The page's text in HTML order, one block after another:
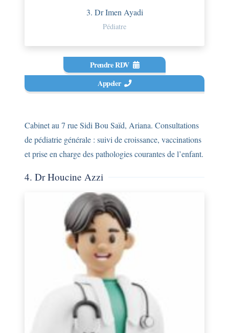
3. Dr Imen Ayadi
Pédiatre
Prendre RDV
Appeler
Cabinet au 7 rue Sidi Bou Saïd, Ariana. Consultations
de pédiatrie générale : suivi de croissance, vaccinations
et prise en charge des pathologies courantes de l’enfant.
4. Dr Houcine Azzi